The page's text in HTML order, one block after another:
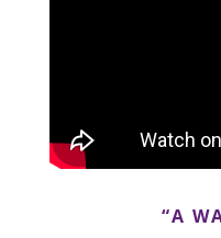
“A